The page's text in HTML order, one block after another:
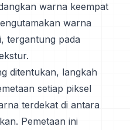
warna keempat
warna
tergantung pada
ditentukan, langkah
setiap piksel
terdekat di antara
Pemetaan ini